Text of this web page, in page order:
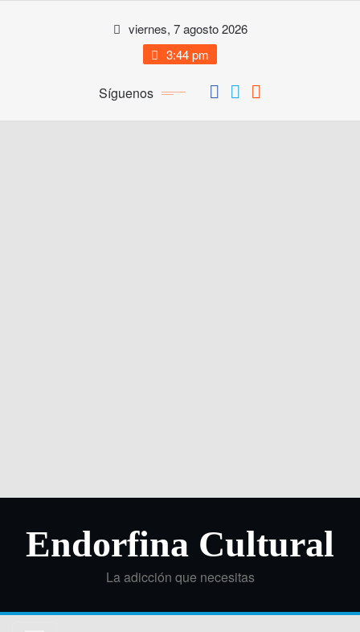
viernes, 7 agosto 2026
3:44 pm
Síguenos
Endorfina Cultural
La adicción que necesitas